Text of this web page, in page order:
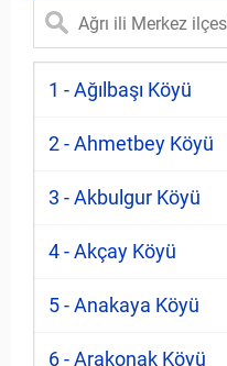
1 - Ağılbaşı Köyü
2 - Ahmetbey Köyü
3 - Akbulgur Köyü
4 - Akçay Köyü
5 - Anakaya Köyü
6 - Arakonak Köyü